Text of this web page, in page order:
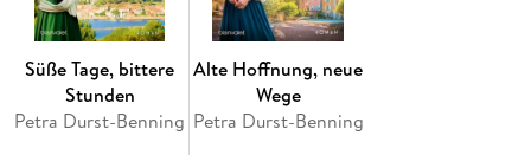
Der Auftakt der neuen großen Trilogie von SPIEGEL-
Bestsellerautorin Petra Durst-Benning
Süße Tage, bittere
Stunden
Petra Durst-Benning
Alte Hoffnung, neue
Wege
Petra Durst-Benning